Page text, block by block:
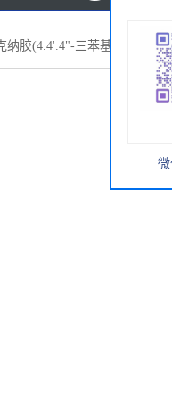
纳胶(4.4'.4"-三苯基甲烷三异
微